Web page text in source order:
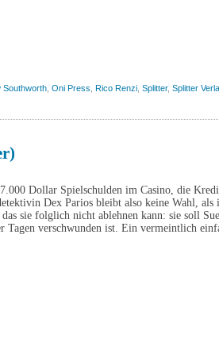
Southworth Oni Press Rico Renzi Splitter, Splitter
Dollar Spielschulden im Casino, die
Dex Parios bleibt also keine Wahl,
das sie folglich nicht ablehnen kann: sie soll
Tagen verschwunden ist. Ein vermeintlich